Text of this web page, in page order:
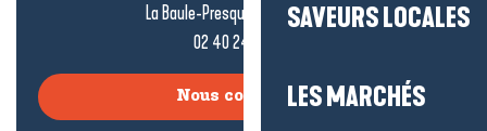
SAVEURS LOCALES
LES MARCHÉS
La Baule-Presqu’île de Guérande
02 40 24 34 44
Nous contacter